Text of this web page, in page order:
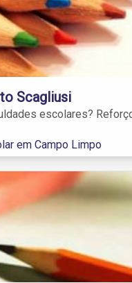
Scagliusi
escolares?
em Campo Limpo